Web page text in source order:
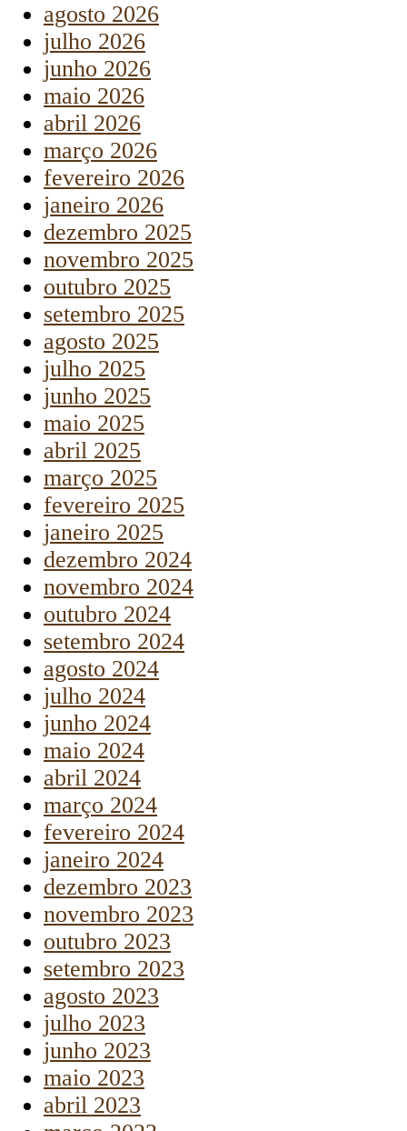
agosto 2026
julho 2026
junho 2026
maio 2026
abril 2026
março 2026
fevereiro 2026
janeiro 2026
dezembro 2025
novembro 2025
outubro 2025
setembro 2025
agosto 2025
julho 2025
junho 2025
maio 2025
abril 2025
março 2025
fevereiro 2025
janeiro 2025
dezembro 2024
novembro 2024
outubro 2024
setembro 2024
agosto 2024
julho 2024
junho 2024
maio 2024
abril 2024
março 2024
fevereiro 2024
janeiro 2024
dezembro 2023
novembro 2023
outubro 2023
setembro 2023
agosto 2023
julho 2023
junho 2023
maio 2023
abril 2023